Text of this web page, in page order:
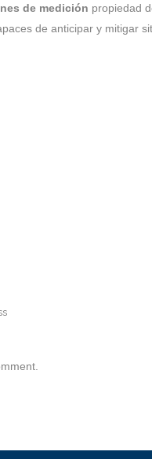
de medición propiedad
de anticipar y mitigar